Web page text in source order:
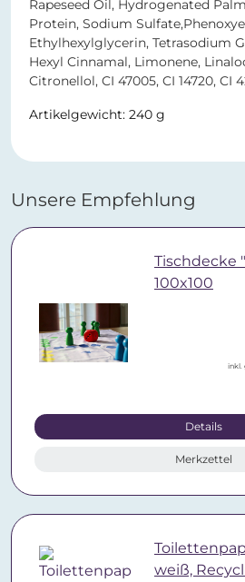
Rapeseed Oil, Hydrogenated
Protein, Sodium
Ethylhexylglycerin, Tetrasodium
Hexyl Cinnamal, Limonene,
Citronellol, CI 47005, CI 14720, CI
Artikelgewicht: 240 g
Unsere Empfehlung
Tischdecke
100x100
inkl.
Details
Merkzettel
weiß,